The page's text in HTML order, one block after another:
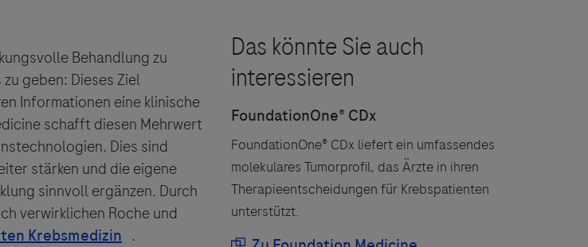
Behandlung zu
geben: Dieses Ziel
Informationen eine klinische
schafft diesen Mehrwert
Dies sind
stärken und die eigene
sinnvoll ergänzen. Durch
verwirklichen Roche und
.